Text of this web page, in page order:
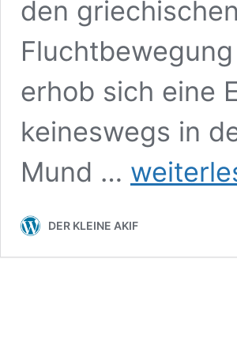
den
erhob sich eine
keineswegs in
Mund …
MECKERN
DER KLEINE AKIF